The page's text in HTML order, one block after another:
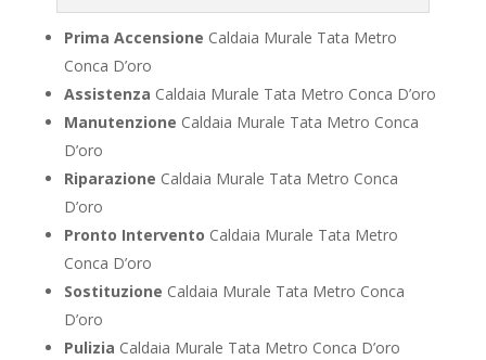
Prima Accensione Caldaia Murale Tata Metro
Conca D’oro
Assistenza Caldaia Murale Tata Metro Conca D’oro
Manutenzione Caldaia Murale Tata Metro Conca
D’oro
Riparazione Caldaia Murale Tata Metro Conca
D’oro
Pronto Intervento Caldaia Murale Tata Metro
Conca D’oro
Sostituzione Caldaia Murale Tata Metro Conca
D’oro
Pulizia Caldaia Murale Tata Metro Conca D’oro